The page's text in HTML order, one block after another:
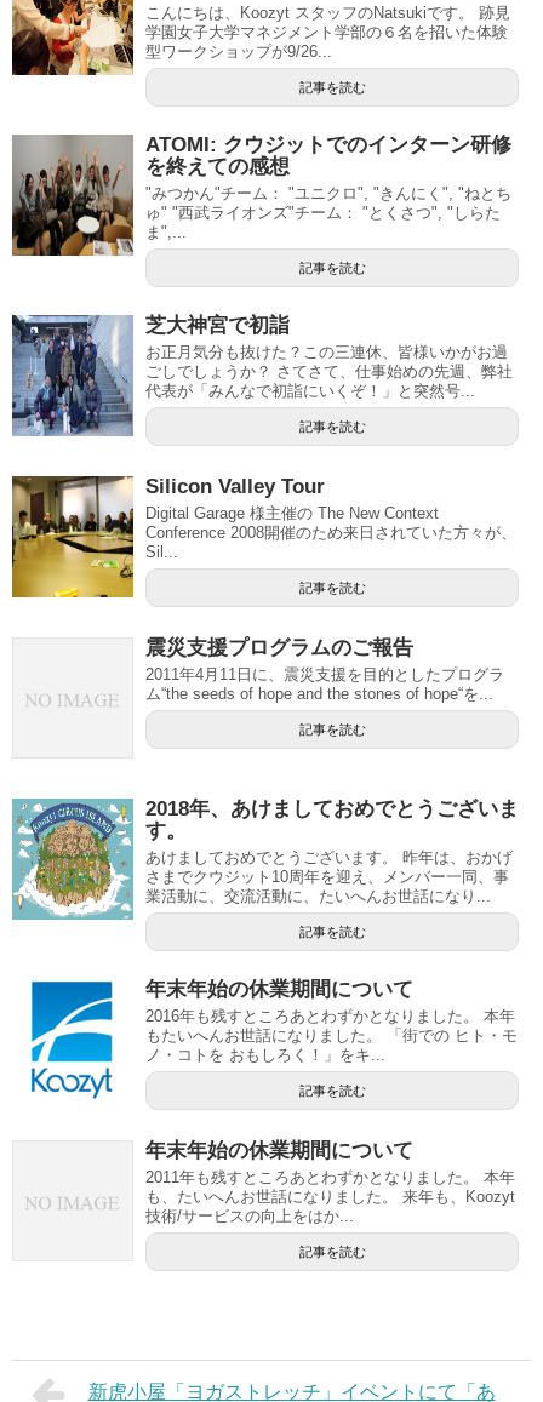
こんにちは、Koozyt スタッフのNatsukiです。 跡見
学園女子大学マネジメント学部の６名を招いた体験
型ワークショップが9/26...
記事を読む
ATOMI: クウジットでのインターン研修
を終えての感想
"みつかん"チーム： "ユニクロ", "きんにく", "ねとち
ゅ" "西武ライオンズ"チーム： "とくさつ", "しらた
ま",...
記事を読む
芝大神宮で初詣
お正月気分も抜けた？この三連休、皆様いかがお過
ごしでしょうか？ さてさて、仕事始めの先週、弊社
代表が「みんなで初詣にいくぞ！」と突然号...
記事を読む
Silicon Valley Tour
Digital Garage 様主催の The New Context
Conference 2008開催のため来日されていた方々が、
Sil...
記事を読む
震災支援プログラムのご報告
2011年4月11日に、震災支援を目的としたプログラ
ム“the seeds of hope and the stones of hope“を...
記事を読む
2018年、あけましておめでとうございま
す。
あけましておめでとうございます。 昨年は、おかげ
さまでクウジット10周年を迎え、メンバー一同、事
業活動に、交流活動に、たいへんお世話になり...
記事を読む
年末年始の休業期間について
2016年も残すところあとわずかとなりました。 本年
もたいへんお世話になりました。 「街での ヒト・モ
ノ・コトを おもしろく！」をキ...
記事を読む
年末年始の休業期間について
2011年も残すところあとわずかとなりました。 本年
も、たいへんお世話になりました。 来年も、Koozyt
技術/サービスの向上をはか...
記事を読む
新虎小屋「ヨガストレッチ」イベントにて「あ